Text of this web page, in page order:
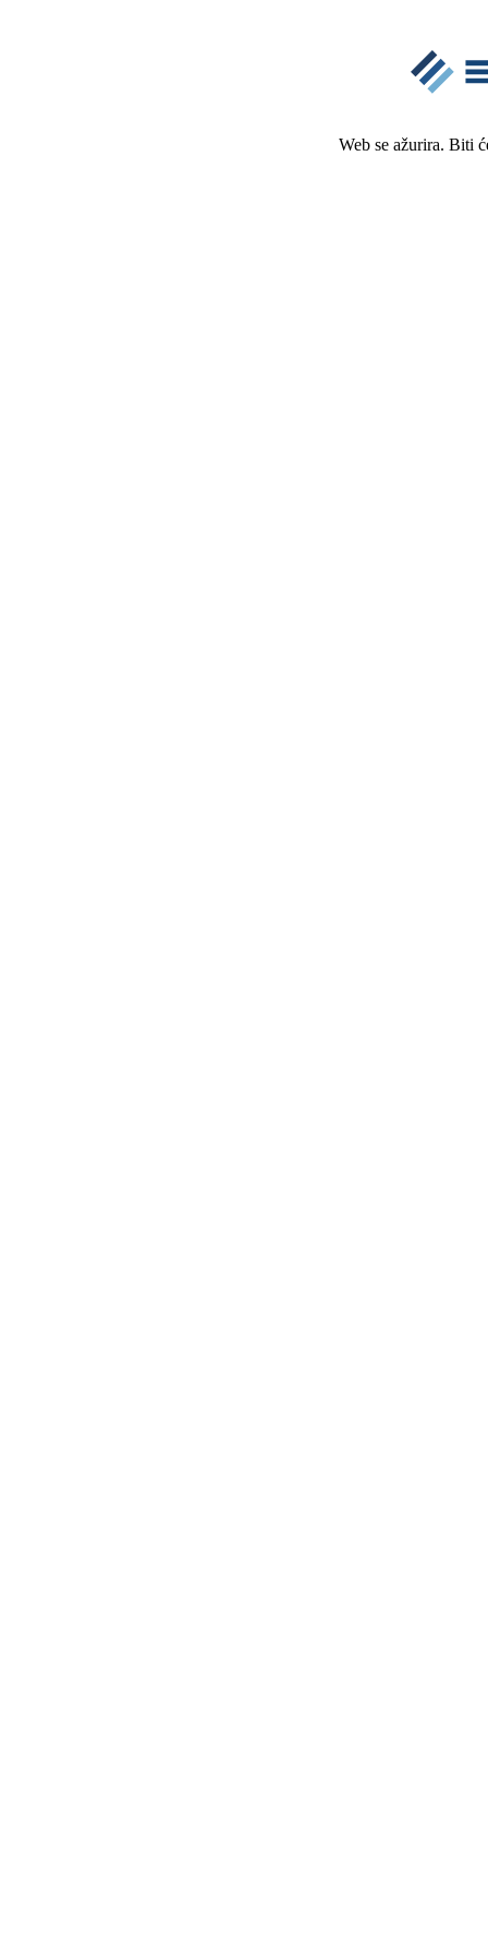
Web se ažurira. Biti